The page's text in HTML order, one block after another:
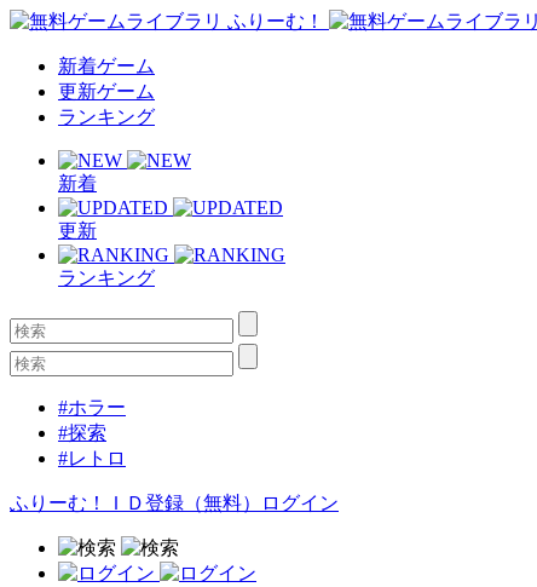
新着ゲーム
更新ゲーム
ランキング
新着
更新
ランキング
#ホラー
#探索
#レトロ
ふりーむ！ＩＤ登録（無料） ログイン